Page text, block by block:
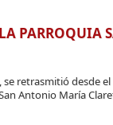
retrasmitió desde
Antonio María